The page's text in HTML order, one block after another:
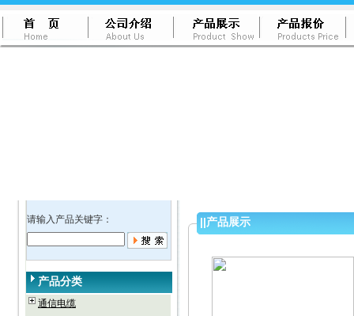
请输入产品关键字：
产品分类
通信电缆
||产品展示